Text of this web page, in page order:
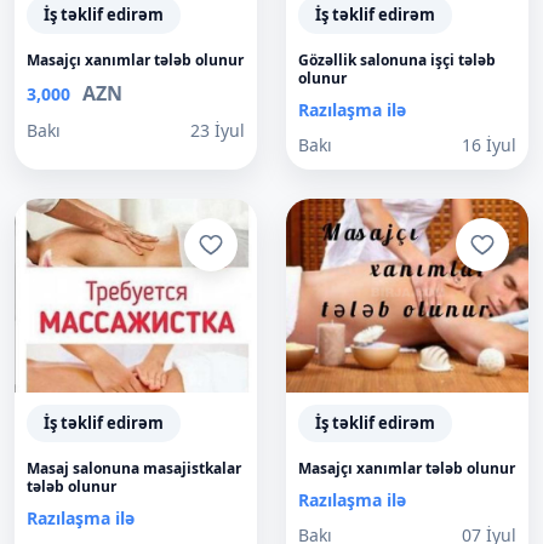
İş təklif edirəm
Masajçı xanımlar tələb olunur
3,000 AZN
Bakı 23 İyul
İş təklif edirəm
Gözəllik salonuna işçi tələb
olunur
Razılaşma ilə
Bakı
16 İyul
İş təklif edirəm
Masaj salonuna masajistkalar
tələb olunur
Razılaşma ilə
İş təklif edirəm
Masajçı xanımlar tələb olunur
Razılaşma ilə
Bakı
07 İyul